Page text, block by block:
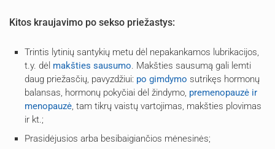
Kitos kraujavimo po sekso priežastys:
Trintis lytinių santykių metu dėl nepakankamos lubrikacijos,
t.y. dėl makšties sausumo. Makšties sausumą gali lemti
daug priežasčių, pavyzdžiui: po gimdymo sutrikęs hormonų
balansas, hormonų pokyčiai dėl žindymo, premenopauzė ir
menopauzė, tam tikrų vaistų vartojimas, makšties plovimas
ir kt.;
Prasidėjusios arba besibaigiančios mėnesinės;